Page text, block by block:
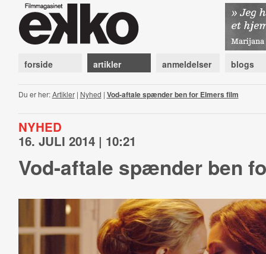
forside artikler anmeldelser blogs
Du er her:Artikler| Nyhed | Vod-aftale spænder ben for Elmers film
NYHED
16. JULI 2014 | 10:21
Vod-aftale spænder ben